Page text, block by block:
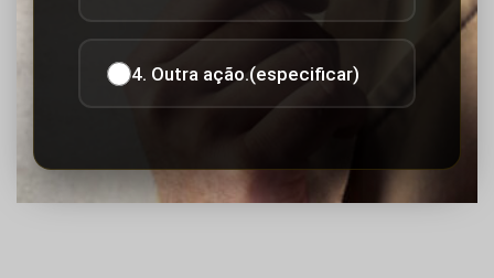
4. Outra ação.(especificar)